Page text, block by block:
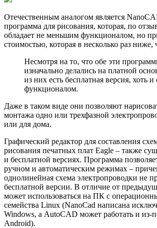
Отечественным аналогом является
программа для рисования, которая, по
обладает не меньшим функционалом, но
стоимостью, которая в несколько раз
Несмотря на то, что обе эти
изначально делались на платной
из них есть бесплатная версия, хоть
функционалом.
Даже в таком виде они позволяют
монтажа одно или трехфазной
или для дома.
Графический редактор для составления
рисования печатных плат Eagle – также
и бесплатной версиях. Программа
ручном и автоматическим режимах –
однолинейная схема электропроводки не
бесплатной версии. В отличие от
может использоваться на ПК с
семейства Linux (NanoCad написана
Windows, а AutoCAD может работать и из-
Android).